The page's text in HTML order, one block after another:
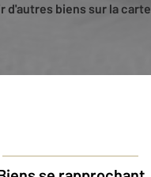
d'autres biens sur la carte